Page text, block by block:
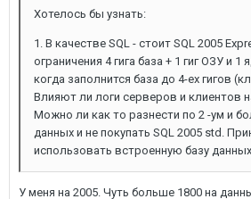
Хотелось бы узнать:
1. В качестве SQL - стоит SQL 2005
ограничения 4 гига база + 1 гиг ОЗУ и 1
когда заполнится база до 4-ех гигов
Влияют ли логи серверов и клиентов
Можно ли как то разнести по 2 -ум и
данных и не покупать SQL 2005 std.
использовать встроенную базу
У меня на 2005. Чуть больше 1800 на